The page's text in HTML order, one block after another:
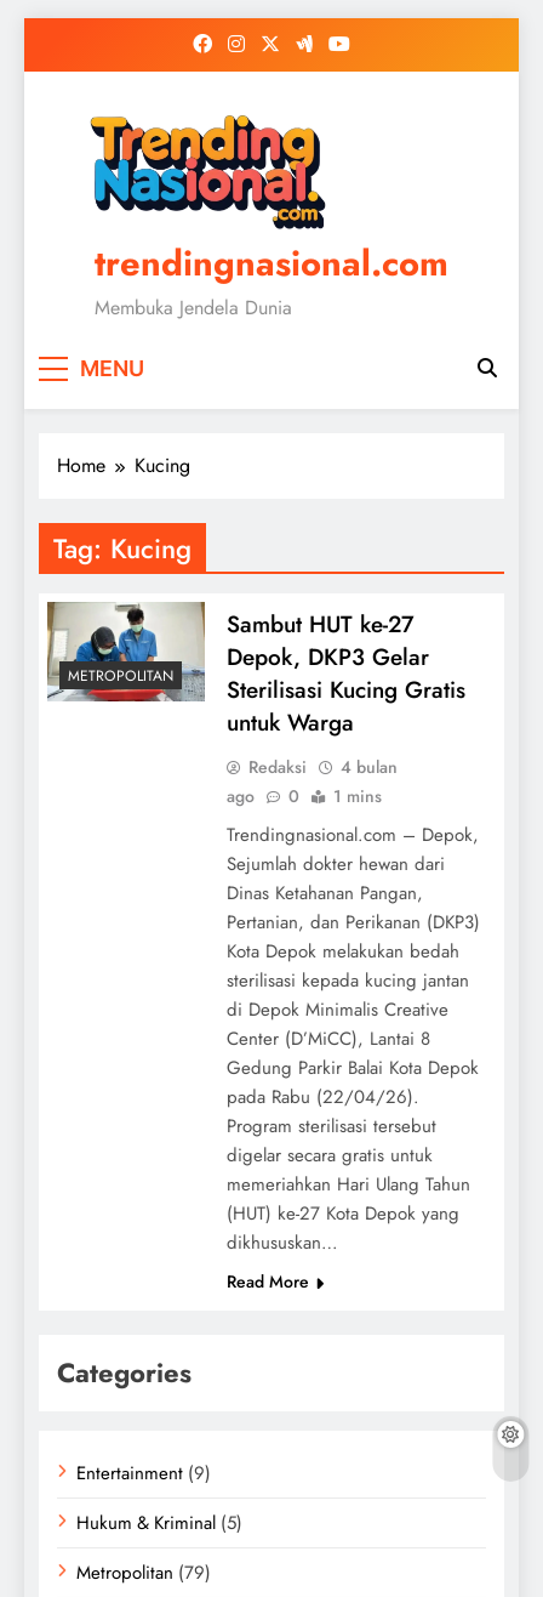
trendingnasional.com
Membuka Jendela Dunia
MENU
Home Kucing
Tag: Kucing
METROPOLITAN
Sambut HUT ke-27
Depok, DKP3 Gelar
Sterilisasi Kucing Gratis
untuk Warga
Redaksi
4 bulan
ago
0 1 mins
Trendingnasional.com – Depok,
Sejumlah dokter hewan dari
Dinas Ketahanan Pangan,
Pertanian, dan Perikanan (DKP3)
Kota Depok melakukan bedah
sterilisasi kepada kucing jantan
di Depok Minimalis Creative
Center (D’MiCC), Lantai 8
Gedung Parkir Balai Kota Depok
pada Rabu (22/04/26).
Program sterilisasi tersebut
digelar secara gratis untuk
memeriahkan Hari Ulang Tahun
(HUT) ke-27 Kota Depok yang
dikhususkan…
Read More
Categories
Entertainment (9)
Hukum & Kriminal (5)
Metropolitan (79)